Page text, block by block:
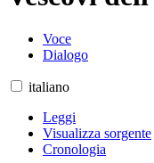
Voce
Dialogo
italiano
Leggi
Visualizza sorgente
Cronologia